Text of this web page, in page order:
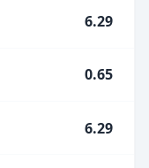
6.29
0.65
6.29